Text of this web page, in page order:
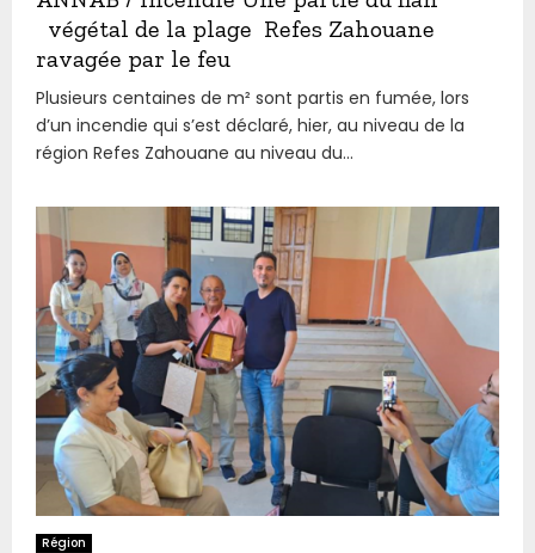
végétal de la plage Refes Zahouane
ravagée par le feu
Plusieurs centaines de m² sont partis en fumée, lors
d’un incendie qui s’est déclaré, hier, au niveau de la
région Refes Zahouane au niveau du...
Région